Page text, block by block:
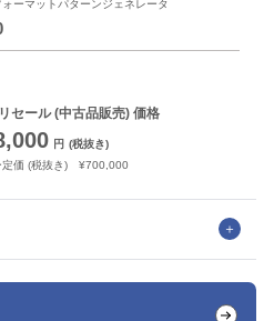
ーマットパターンジェネレータ
セール(中古品販売) 価格
円 (税抜き)
定価 (税抜き) ¥700,000